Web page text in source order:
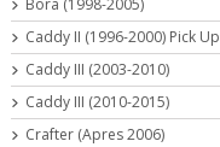
Bora (1998-2005)
Caddy II (1996-2000) Pick Up
Caddy III (2003-2010)
Caddy III (2010-2015)
Crafter (Apres 2006)